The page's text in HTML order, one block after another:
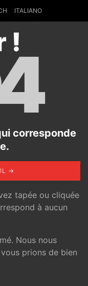
ITALIANO
!
corresponde
→
tapée ou cliquée
à aucun
Nous nous
prions de bien